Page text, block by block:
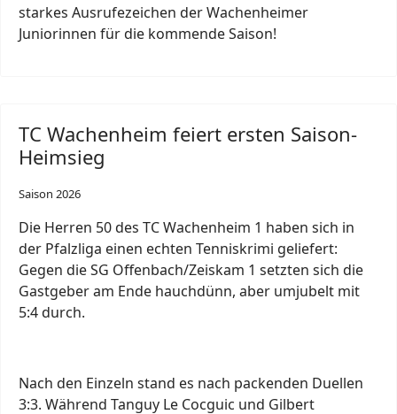
starkes Ausrufezeichen der Wachenheimer
Juniorinnen für die kommende Saison!
TC Wachenheim feiert ersten Saison-
Heimsieg
Saison 2026
Die Herren 50 des TC Wachenheim 1 haben sich in
der Pfalzliga einen echten Tenniskrimi geliefert:
Gegen die SG Offenbach/Zeiskam 1 setzten sich die
Gastgeber am Ende hauchdünn, aber umjubelt mit
5:4 durch.
Nach den Einzeln stand es nach packenden Duellen
3:3. Während Tanguy Le Cocguic und Gilbert